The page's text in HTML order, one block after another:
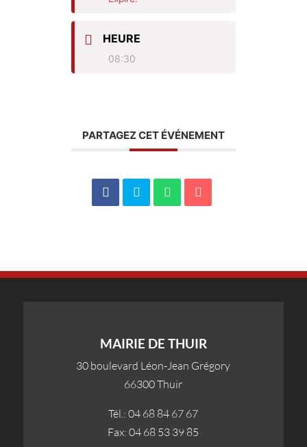
HEURE
08:30
PARTAGEZ CET ÉVÉNEMENT
MAIRIE DE THUIR
30 boulevard Léon-Jean Grégory
66300 Thuir
Tél.: 04 68 84 67 67
Fax: 04 68 53 39 85